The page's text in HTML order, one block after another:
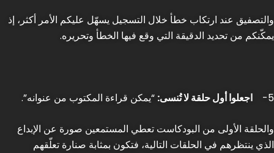
والتصفيق عند ارتكاب خطأ خلال التسجيل يسهّل عليكم الأمر أكثر، إذ
يمكّنكم من تحديد الدقيقة التي وقع فيها الخطأ وتحريره.
5- اجعلوا أول حلقة لا تُنسى: “يمكن قراءة المكتوب من عنوانه”.
والحلقة الأولى من البودكاست تعطي المستمعين صورة عن الإبداع
الذي ينتظرهم في الحلقات التالية، فتكون بمثابة صنارة تعلّقهم